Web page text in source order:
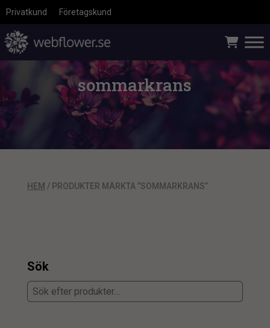
Privatkund Företagskund
sommarkrans
HEM / PRODUKTER MÄRKTA ”SOMMARKRANS”
Sök